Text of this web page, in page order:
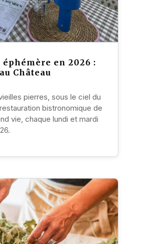
en 2026 :
Château
pierres, sous le ciel du
bistronomique de
vie, chaque lundi et mardi